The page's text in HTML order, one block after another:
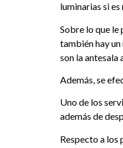
luminarias si
Sobre lo que le
también hay
son la antesala
Además, se
Uno de los
además de
Respecto a